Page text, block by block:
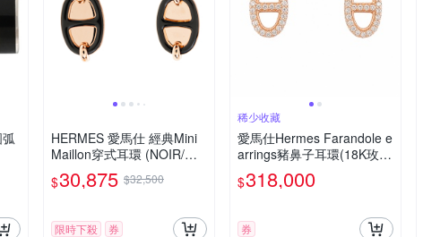
HERMES 愛馬仕 經典Mini
Maillon穿式耳環 (NOIR/玫
瑰金)
$30,875 $32,500
限時下殺 券
稀少收藏
愛馬仕Hermes Farandole e
arrings豬鼻子耳環(18K玫瑰
金/鑽石)
$318,000
券